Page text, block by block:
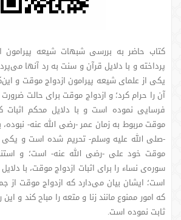
کتاب حاضر به بررسی شبهات شیعه پیرامون
پرداخته و با دلایل قرآن و سنت به رد آنها
یکی از علمای شیعه پیرامون ازدواج موقت و
آن را حرام کرد؛ و ازدواج موقت برای حالت
فرسایی نموده است و با دلایل محکم اثبات
موقت مربوط به زمان عمر -رضی الله عنه- نبوده،
-صلی الله علیه وسلم- تحریم شده است و یکی
سوره‌ی نساء را برای اثبات ازدواج موقت، با
است؛ ایشان بیان می‌دارد که ازدواج موقت از
که امور ممنوع مانند زنا و متعه را مباح کند و
ثابت نموده است.